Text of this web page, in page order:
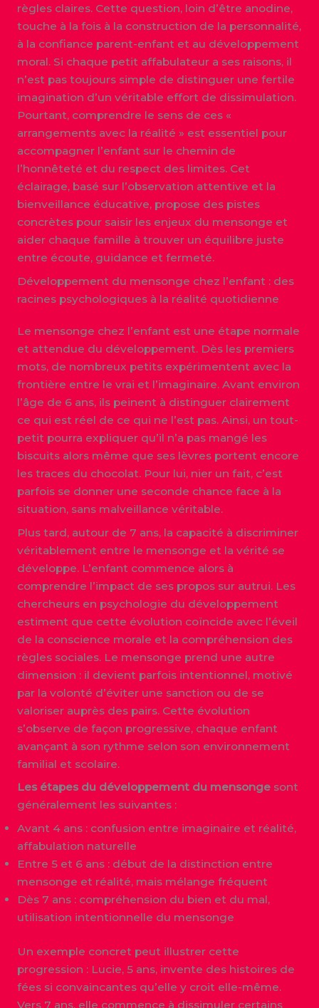
règles claires. Cette question, loin d’être anodine,
touche à la fois à la construction de la personnalité,
à la confiance parent-enfant et au développement
moral. Si chaque petit affabulateur a ses raisons, il
n’est pas toujours simple de distinguer une fertile
imagination d’un véritable effort de dissimulation.
Pourtant, comprendre le sens de ces «
arrangements avec la réalité » est essentiel pour
accompagner l’enfant sur le chemin de
l’honnêteté et du respect des limites. Cet
éclairage, basé sur l’observation attentive et la
bienveillance éducative, propose des pistes
concrètes pour saisir les enjeux du mensonge et
aider chaque famille à trouver un équilibre juste
entre écoute, guidance et fermeté.
Développement du mensonge chez l’enfant : des
racines psychologiques à la réalité quotidienne
Le mensonge chez l’enfant est une étape normale
et attendue du développement. Dès les premiers
mots, de nombreux petits expérimentent avec la
frontière entre le vrai et l’imaginaire. Avant environ
l’âge de 6 ans, ils peinent à distinguer clairement
ce qui est réel de ce qui ne l’est pas. Ainsi, un tout-
petit pourra expliquer qu’il n’a pas mangé les
biscuits alors même que ses lèvres portent encore
les traces du chocolat. Pour lui, nier un fait, c’est
parfois se donner une seconde chance face à la
situation, sans malveillance véritable.
Plus tard, autour de 7 ans, la capacité à discriminer
véritablement entre le mensonge et la vérité se
développe. L’enfant commence alors à
comprendre l’impact de ses propos sur autrui. Les
chercheurs en psychologie du développement
estiment que cette évolution coïncide avec l’éveil
de la conscience morale et la compréhension des
règles sociales. Le mensonge prend une autre
dimension : il devient parfois intentionnel, motivé
par la volonté d’éviter une sanction ou de se
valoriser auprès des pairs. Cette évolution
s’observe de façon progressive, chaque enfant
avançant à son rythme selon son environnement
familial et scolaire.
Les étapes du développement du mensongesont
généralement les suivantes :
Avant 4 ans : confusion entre imaginaire et réalité,
affabulation naturelle
Entre 5 et 6 ans : début de la distinction entre
mensonge et réalité, mais mélange fréquent
Dès 7 ans : compréhension du bien et du mal,
utilisation intentionnelle du mensonge
Un exemple concret peut illustrer cette
progression : Lucie, 5 ans, invente des histoires de
fées si convaincantes qu’elle y croit elle-même.
Vers 7 ans, elle commence à dissimuler certains